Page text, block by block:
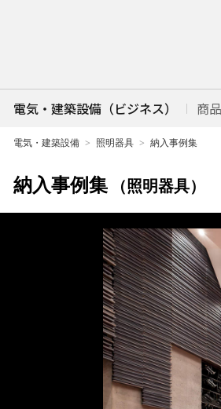
電気・建築設備（ビジネス） 商
電気・建築設備 照明器具 納入事例集
納入事例集 （照明器具）